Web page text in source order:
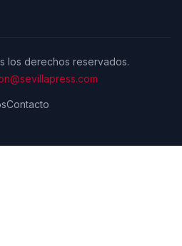
los derechos reservados.
Contacto